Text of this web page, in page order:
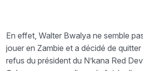
En effet, Walter Bwalya ne semble
jouer en Zambie et a décidé de
refus du président du N’kana Red